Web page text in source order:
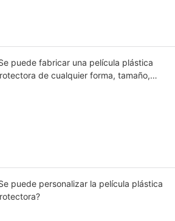
puede fabricar una película plástica
de cualquier forma, tamaño,
puede personalizar la película plástica